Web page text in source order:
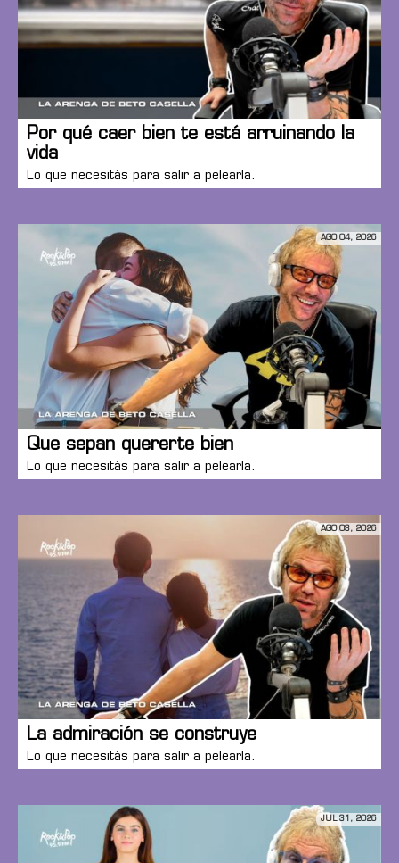
Por qué caer bien te está arruinando la
vida
Lo que necesitás para salir a pelearla.
AGO 04, 2026
Que sepan quererte bien
Lo que necesitás para salir a pelearla.
AGO 03, 2026
La admiración se construye
Lo que necesitás para salir a pelearla.
JUL 31, 2026